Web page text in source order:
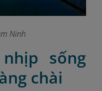
Ninh
sống
chài